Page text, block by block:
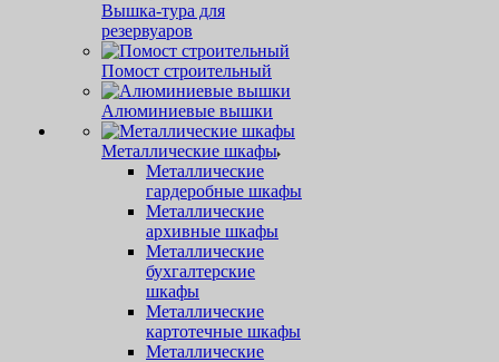
Вышка-тура для
резервуаров
Помост строительный
Алюминиевые вышки
Металлические шкафы
Металлические
гардеробные шкафы
Металлические
архивные шкафы
Металлические
бухгалтерские
шкафы
Металлические
картотечные шкафы
Металлические